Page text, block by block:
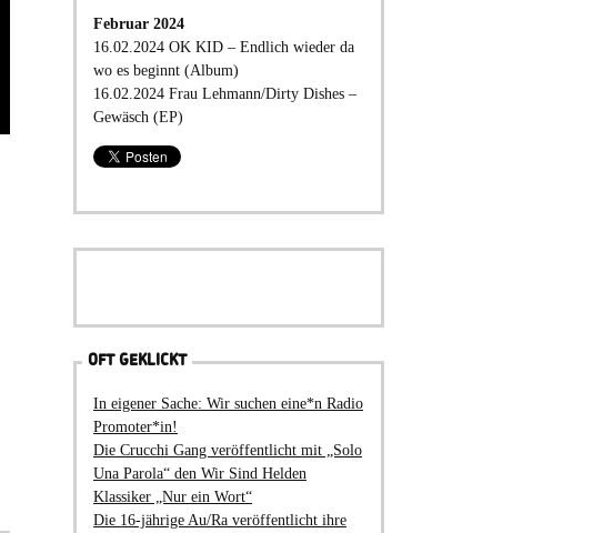
Februar 2024
16.02.2024 OK KID – Endlich wieder da
wo es beginnt (Album)
16.02.2024 Frau Lehmann/Dirty Dishes –
Gewäsch (EP)
OFT GEKLICKT
In eigener Sache: Wir suchen eine*n Radio
Promoter*in!
Die Crucchi Gang veröffentlicht mit „Solo
Una Parola“ den Wir Sind Helden
Klassiker „Nur ein Wort“
Die 16-jährige Au/Ra veröffentlicht ihre